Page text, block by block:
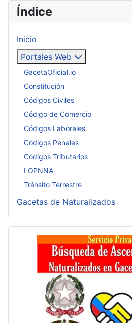
Índice
Inicio
Portales Web
GacetaOficial.io
Constitución
Códigos Civiles
Código de Comercio
Códigos Laborales
Códigos Penales
Códigos Tributarios
LOPNNA
Tránsito Terrestre
Gacetas de Naturalizados